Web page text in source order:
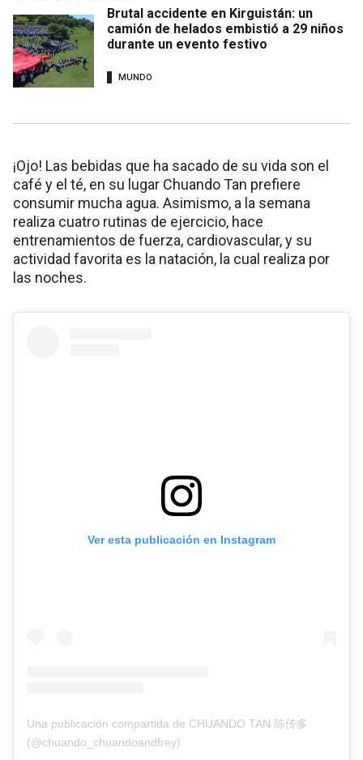
Brutal accidente en Kirguistán: un
camión de helados embistió a 29 niños
durante un evento festivo
MUNDO
¡Ojo! Las bebidas que ha sacado de su vida son el
café y el té, en su lugar Chuando Tan prefiere
consumir mucha agua. Asimismo, a la semana
realiza cuatro rutinas de ejercicio, hace
entrenamientos de fuerza, cardiovascular, y su
actividad favorita es la natación, la cual realiza por
las noches.
Ver esta publicación en Instagram
Una publicación compartida de CHUANDO TAN 陈传多
(@chuando_chuandoandfrey)